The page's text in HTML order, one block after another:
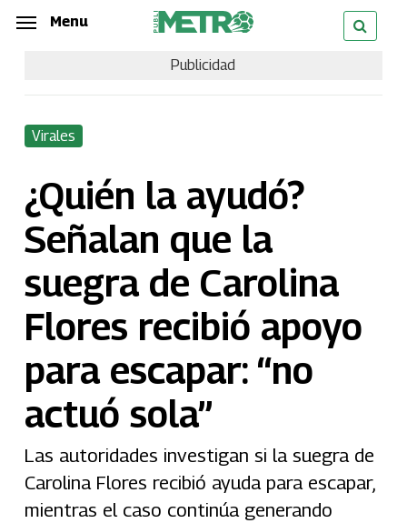
Skip
content
Menu
Publicidad
Virales
¿Quién la ayudó?
Señalan que la
suegra de Carolina
Flores recibió apoyo
para escapar: “no
actuó sola”
Las autoridades investigan si la suegra de
Carolina Flores recibió ayuda para escapar,
mientras el caso continúa generando
Menu